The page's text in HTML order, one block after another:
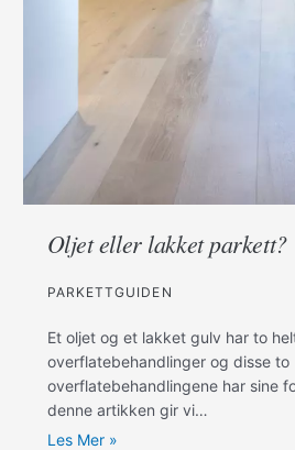
Oljet eller lakket parkett?
PARKETTGUIDEN
Et oljet og et lakket gulv har to
overflatebehandlinger og disse to
overflatebehandlingene har sine
denne artikken gir vi…
Les Mer »